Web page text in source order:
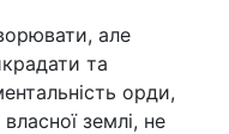
але
та
орди,
землі, не